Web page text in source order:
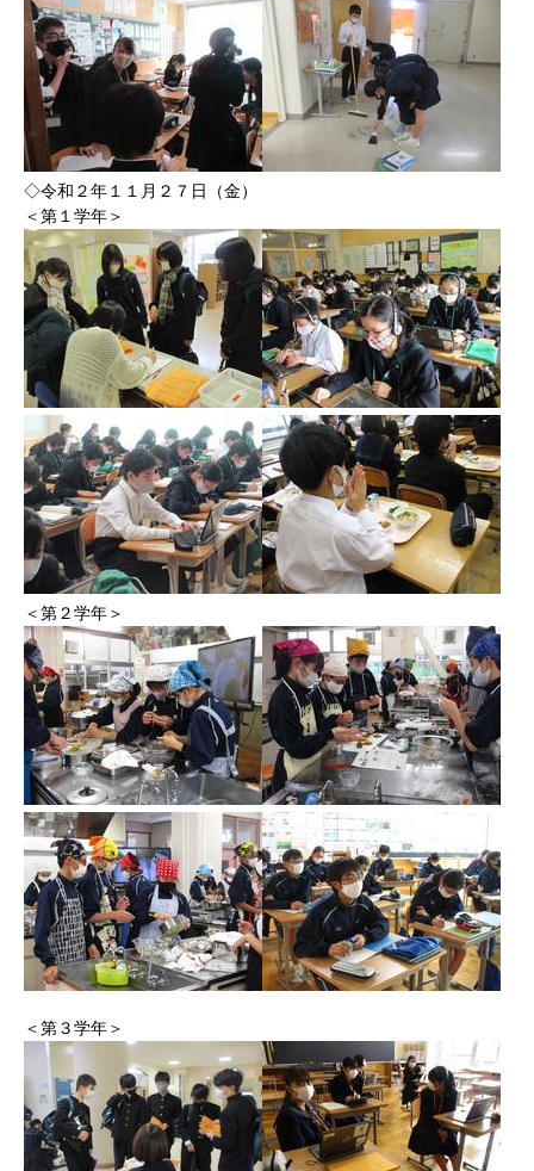
◇令和２年１１月２７日（金）
＜第１学年＞
＜第２学年＞
＜第３学年＞